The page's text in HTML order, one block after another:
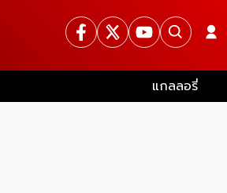
แกลลอรี่